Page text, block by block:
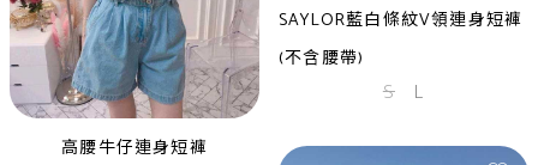
S M
SAYLOR藍白條紋V領連身短褲
(不含腰帶)
S L
高腰牛仔連身短褲